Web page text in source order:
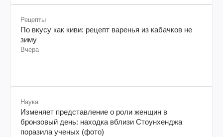
Рецепты
По вкусу как киви: рецепт варенья из кабачков не
зиму
Вчера
Наука
Изменяет представление о роли женщин в
бронзовый день: находка вблизи Стоунхенджа
поразила ученых (фото)